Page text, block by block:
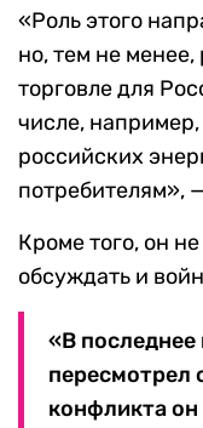
«Роль этого
но, тем не менее,
торговле для
числе, например,
российских
потребителям»,
Кроме того, он
обсуждать и
«В последнее
пересмотрел
конфликта